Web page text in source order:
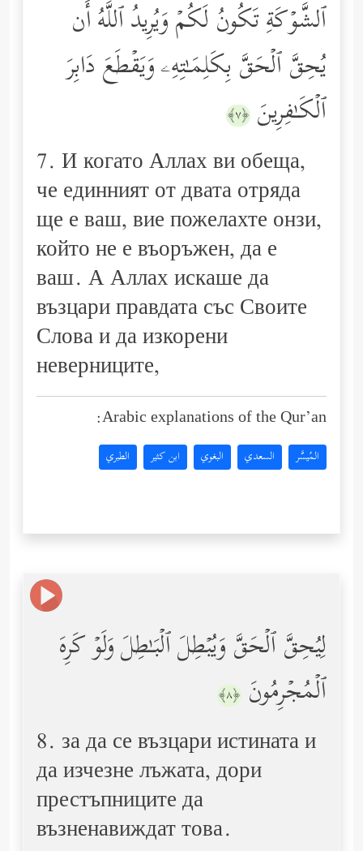
ٱلشَّوۡكَةِ تَكُونُ لَكُمۡ وَیُرِیدُ ٱللَّهُ أَن
یُحِقَّ ٱلۡحَقَّ بِكَلِمَـٰتِهِۦ وَیَقۡطَعَ دَابِرَ
ٱلۡكَـٰفِرِینَ ﴿٧﴾
7. И когато Аллах ви обеща,
че единният от двата отряда
ще е ваш, вие пожелахте онзи,
който не е въоръжен, да е
ваш. А Аллах искаше да
възцари правдата със Своите
Слова и да изкорени
неверниците,
Arabic explanations of the Qur’an:
المُيسَّر السعدي البغوي ابن كثير الطبري
لِیُحِقَّ ٱلۡحَقَّ وَیُبۡطِلَ ٱلۡبَـٰطِلَ وَلَوۡ كَرِهَ
ٱلۡمُجۡرِمُونَ ﴿٨﴾
8. за да се възцари истината и
да изчезне лъжата, дори
престъпниците да
възненавиждат това.